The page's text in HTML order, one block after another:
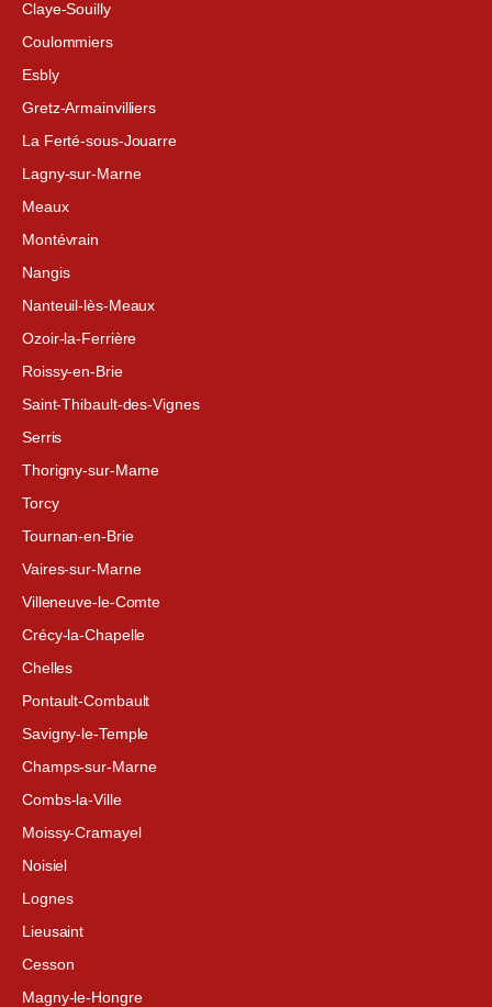
Claye-Souilly
Coulommiers
Esbly
Gretz-Armainvilliers
La Ferté-sous-Jouarre
Lagny-sur-Marne
Meaux
Montévrain
Nangis
Nanteuil-lès-Meaux
Ozoir-la-Ferrière
Roissy-en-Brie
Saint-Thibault-des-Vignes
Serris
Thorigny-sur-Marne
Torcy
Tournan-en-Brie
Vaires-sur-Marne
Villeneuve-le-Comte
Crécy-la-Chapelle
Chelles
Pontault-Combault
Savigny-le-Temple
Champs-sur-Marne
Combs-la-Ville
Moissy-Cramayel
Noisiel
Lognes
Lieusaint
Cesson
Magny-le-Hongre